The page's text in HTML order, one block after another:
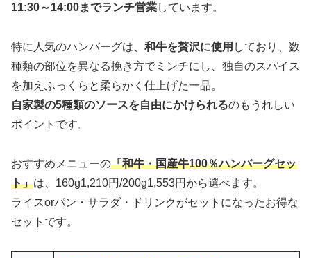
11:30～14:00までランチ営業しています。
特に人気のハンバーグは、 和牛を贅沢に使用 しており、数
種類の部位を異なる挽き方でミンチにし、独自のスパイス
を加えふっくらと柔らかく仕上げた一品。
自家製の5種類のソースを自由にかけられるのもうれしい
ポイントです。
おすすめメニューの「和牛・国産牛100％ハンバーグセッ
ト」は、160g1,210円/200g1,553円から選べます。
ライスorパン・サラダ・ドリンクがセットになったお得な
セットです。